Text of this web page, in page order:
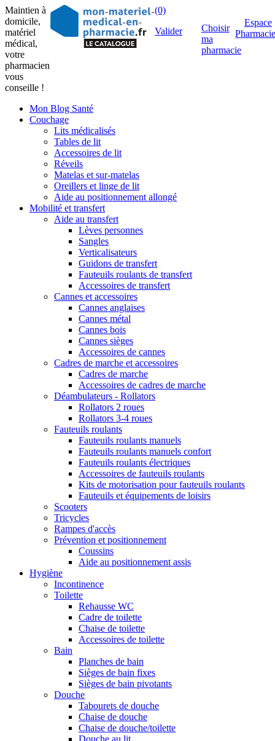
Maintien à
domicile,
matériel
médical,
votre
pharmacien
vous
conseille !
(0)
Valider
Choisir
ma
pharmacie
Espace
Mon Blog Santé
Couchage
Lits médicalisés
Tables de lit
Accessoires de lit
Réveils
Matelas et sur-matelas
Oreillers et linge de lit
Aide au positionnement allongé
Mobilité et transfert
Aide au transfert
Lèves personnes
Sangles
Verticalisateurs
Guidons de transfert
Fauteuils roulants de transfert
Accessoires de transfert
Cannes et accessoires
Cannes anglaises
Cannes métal
Cannes bois
Cannes sièges
Accessoires de cannes
Cadres de marche et accessoires
Cadres de marche
Accessoires de cadres de marche
Déambulateurs - Rollators
Rollators 2 roues
Rollators 3-4 roues
Fauteuils roulants
Fauteuils roulants manuels
Fauteuils roulants manuels confort
Fauteuils roulants électriques
Accessoires de fauteuils roulants
Kits de motorisation pour fauteuils roulants
Fauteuils et équipements de loisirs
Scooters
Tricycles
Rampes d'accès
Prévention et positionnement
Coussins
Aide au positionnement assis
Hygiène
Incontinence
Toilette
Rehausse WC
Cadre de toilette
Chaise de toilette
Accessoires de toilette
Bain
Planches de bain
Sièges de bain fixes
Sièges de bain pivotants
Douche
Tabourets de douche
Chaise de douche
Chaise de douche/toilette
Douche au lit